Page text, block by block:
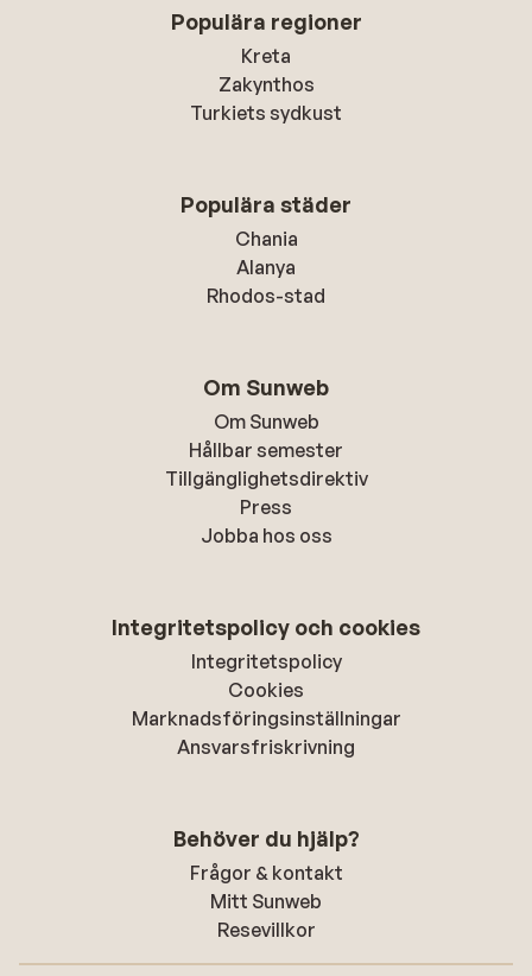
Populära regioner
Kreta
Zakynthos
Turkiets sydkust
Populära städer
Chania
Alanya
Rhodos-stad
Om Sunweb
Om Sunweb
Hållbar semester
Tillgänglighetsdirektiv
Press
Jobba hos oss
Integritetspolicy och cookies
Integritetspolicy
Cookies
Marknadsföringsinställningar
Ansvarsfriskrivning
Behöver du hjälp?
Frågor & kontakt
Mitt Sunweb
Resevillkor